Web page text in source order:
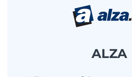
ALZA